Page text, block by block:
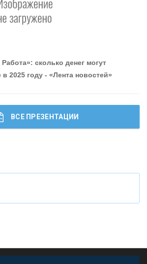
банки делают для того, чтобы
персонал - «Интервью»
деньгами при цифровом
сколько денег могут
в 2025 году - «Лента новостей»
ВСЕ ПРЕЗЕНТАЦИИ